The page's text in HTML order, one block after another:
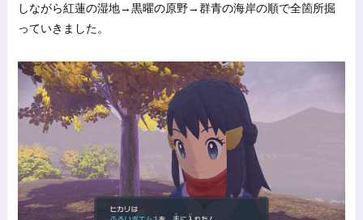
しながら紅蓮の湿地→黒曜の原野→群青の海岸の順で全箇所掘
っていきました。